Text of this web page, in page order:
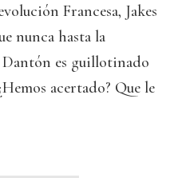
Francesa, Jakes
nunca hasta la
es guillotinado
acertado? Que le